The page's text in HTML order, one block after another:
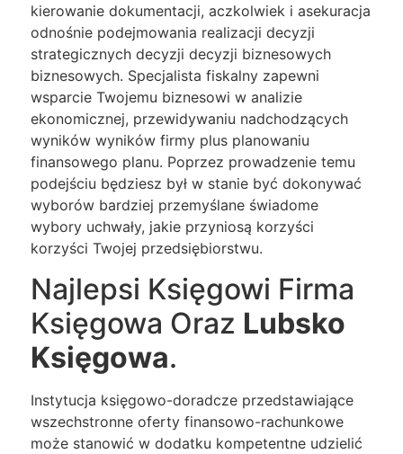
kierowanie dokumentacji, aczkolwiek i asekuracja
odnośnie podejmowania realizacji decyzji
strategicznych decyzji decyzji biznesowych
biznesowych. Specjalista fiskalny zapewni
wsparcie Twojemu biznesowi w analizie
ekonomicznej, przewidywaniu nadchodzących
wyników wyników firmy plus planowaniu
finansowego planu. Poprzez prowadzenie temu
podejściu będziesz był w stanie być dokonywać
wyborów bardziej przemyślane świadome
wybory uchwały, jakie przyniosą korzyści
korzyści Twojej przedsiębiorstwu.
Najlepsi Księgowi Firma
Księgowa Oraz Lubsko
Księgowa.
Instytucja księgowo-doradcze przedstawiające
wszechstronne oferty finansowo-rachunkowe
może stanowić w dodatku kompetentne udzielić